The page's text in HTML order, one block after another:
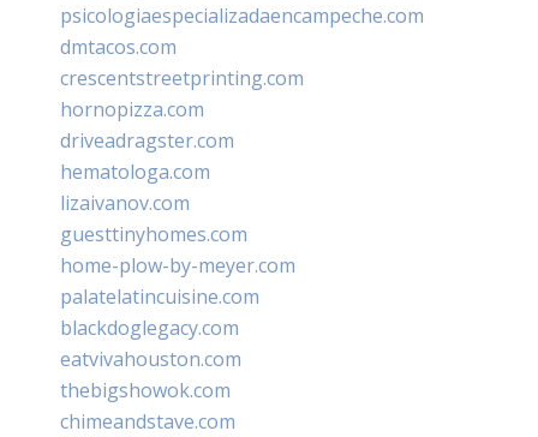
psicologiaespecializadaencampeche.com
dmtacos.com
crescentstreetprinting.com
hornopizza.com
driveadragster.com
hematologa.com
lizaivanov.com
guesttinyhomes.com
home-plow-by-meyer.com
palatelatincuisine.com
blackdoglegacy.com
eatvivahouston.com
thebigshowok.com
chimeandstave.com